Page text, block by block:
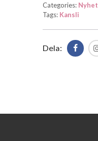
Categories: Nyhet
Tags: Kansli
Dela: